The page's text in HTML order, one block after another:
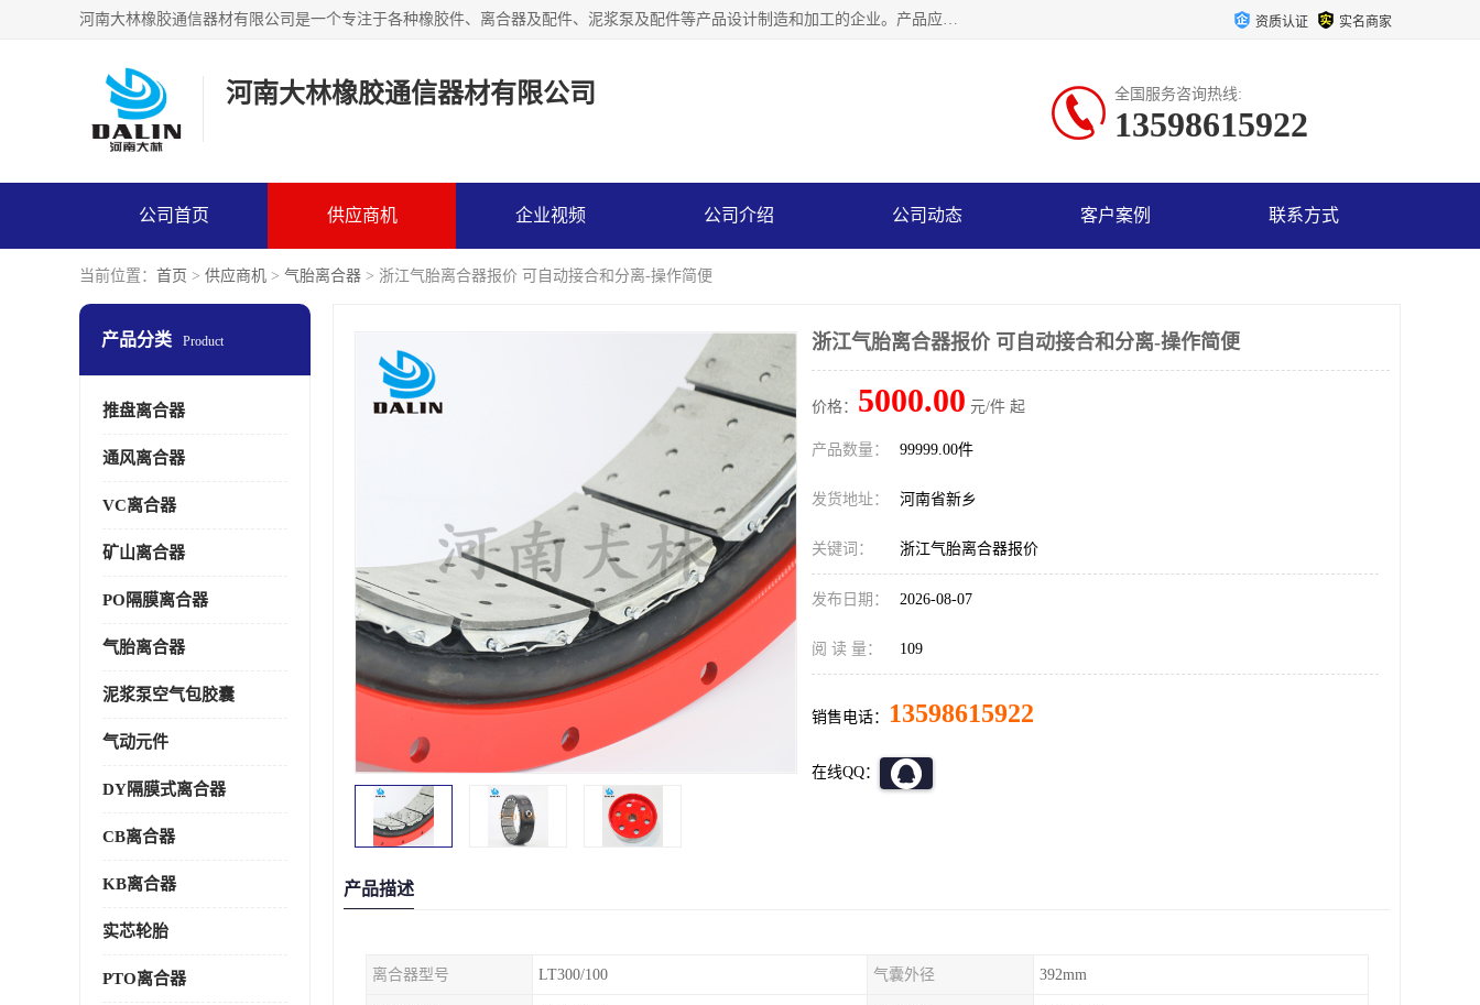
河南大林橡胶通信器材有限公司是一个专注于各种橡胶件、离合器及配件、泥浆泵及配件等产品设计制造和加工的企业。产品应用于矿山、冶金、石油、钢铁、化工、水泥、船舶、造纸、通用机械等各种大功率机械传动或制动装置。 资质认证 实名商家
河南大林橡胶通信器材有限公司 全国服务咨询热线:
13598615922
公司首页 供应商机 企业视频 公司介绍 公司动态 客户案例 联系方式
当前位置： 首页 > 供应商机 > 气胎离合器 > 浙江气胎离合器报价 可自动接合和分离-操作简便
产品分类 Product
推盘离合器
通风离合器
VC离合器
矿山离合器
PO隔膜离合器
气胎离合器
泥浆泵空气包胶囊
气动元件
DY隔膜式离合器
CB离合器
KB离合器
实芯轮胎
PTO离合器
浙江气胎离合器报价 可自动接合和分离-操作简便
价格： 5000.00 元/件 起
产品数量： 99999.00件
发货地址： 河南省新乡
关键词： 浙江气胎离合器报价
发布日期： 2026-08-07
阅 读 量： 109
销售电话： 13598615922
在线QQ：
产品描述
离合器型号 LT300/100 气囊外径 392mm